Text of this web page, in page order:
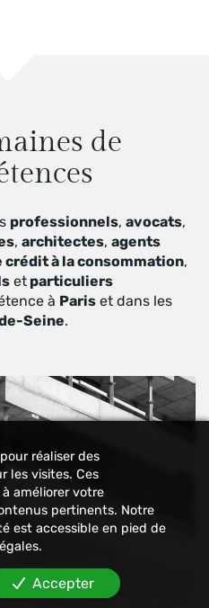
de
professionnels, avocats,
, architectes, agents
crédit à la consommation,
et particuliers
à Paris et dans les
Seine.
réaliser des
les visites. Ces
améliorer votre
pertinents. Notre
est accessible en pied de
Accepter